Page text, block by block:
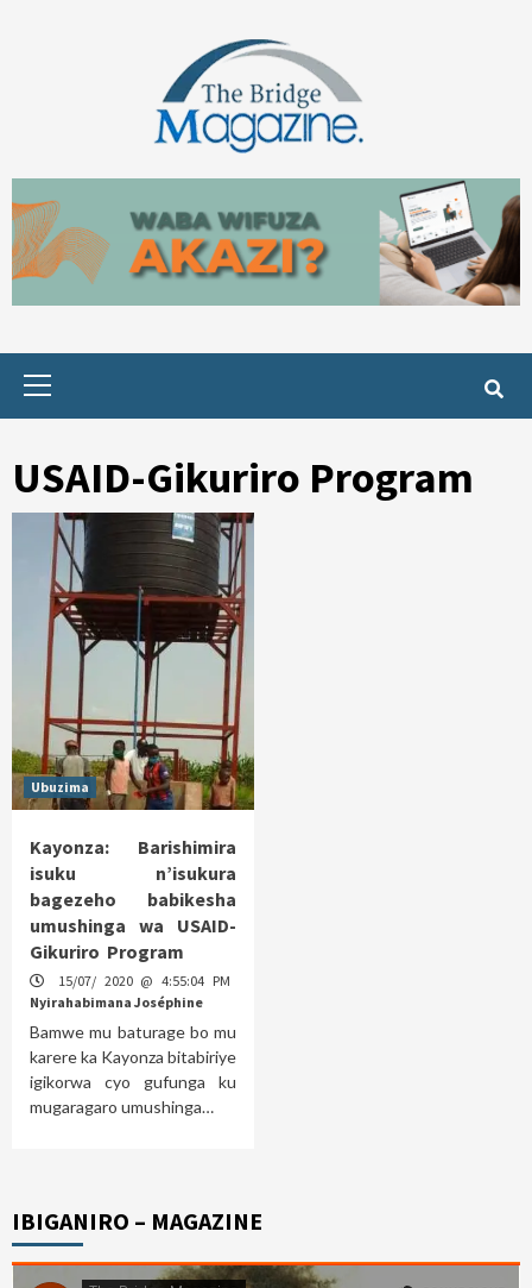
Primary
USAID-Gikuriro Program
Ubuzima
Kayonza: Barishimira
isuku n’isukura
bagezeho babikesha
umushinga wa USAID-
Gikuriro Program
15/07/ 2020 @ 4:55:04 PM
Nyirahabimana Joséphine
Bamwe mu baturage bo mu
karere ka Kayonza bitabiriye
igikorwa cyo gufunga ku
mugaragaro umushinga…
IBIGANIRO – MAGAZINE